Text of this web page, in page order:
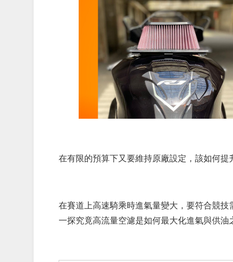
在有限的預算下又要維持原廠設定，該如何提
在賽道上高速騎乘時進氣量變大，要符合競
一探究竟高流量空濾是如何最大化進氣與供油